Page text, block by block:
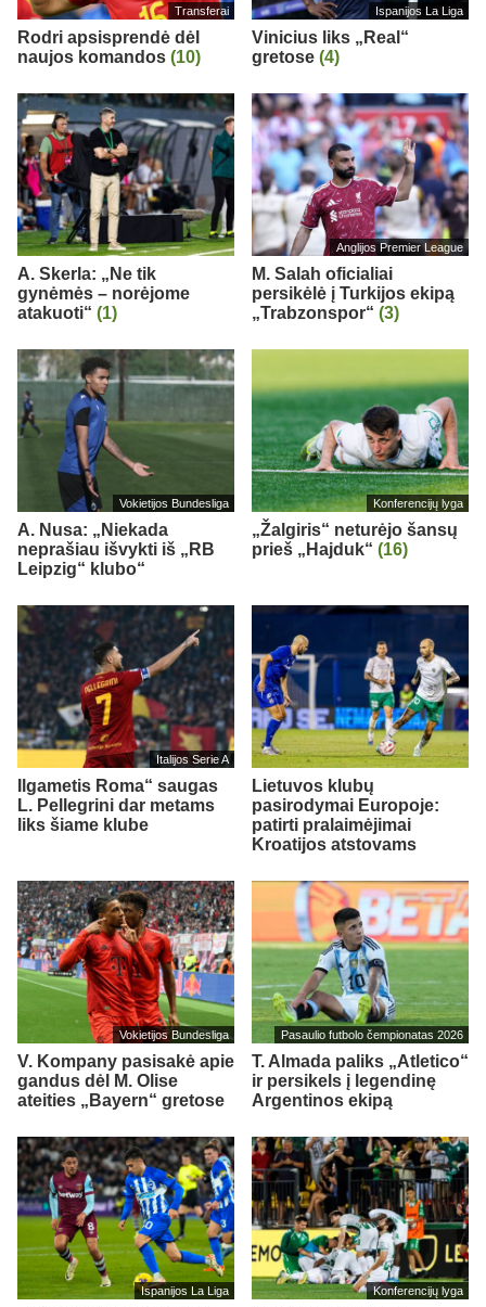
Transferai
Rodri apsisprendė dėl
naujos komandos (10)
Ispanijos La Liga
Vinicius liks „Real“
gretose (4)
A. Skerla: „Ne tik
gynėmės – norėjome
atakuoti“ (1)
Anglijos Premier League
M. Salah oficialiai
persikėlė į Turkijos ekipą
„Trabzonspor“ (3)
Vokietijos Bundesliga
A. Nusa: „Niekada
neprašiau išvykti iš „RB
Leipzig“ klubo“
Konferencijų lyga
„Žalgiris“ neturėjo šansų
prieš „Hajduk“ (16)
Italijos Serie A
Ilgametis Roma“ saugas
L. Pellegrini dar metams
liks šiame klube
Lietuvos klubų
pasirodymai Europoje:
patirti pralaimėjimai
Kroatijos atstovams
Vokietijos Bundesliga
V. Kompany pasisakė apie
gandus dėl M. Olise
ateities „Bayern“ gretose
Pasaulio futbolo čempionatas 2026
T. Almada paliks „Atletico“
ir persikels į legendinę
Argentinos ekipą
Ispanijos La Liga Konferencijų lyga